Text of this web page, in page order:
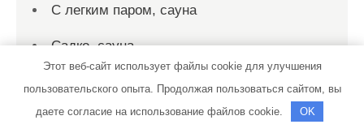
С легким паром, сауна
Садко, сауна
Сар-Герел Алтая, усадьба
Этот веб-сайт использует файлы cookie для улучшения
пользовательского опыта. Продолжая пользоваться сайтом, вы
даете согласие на использование файлов cookie.
OK